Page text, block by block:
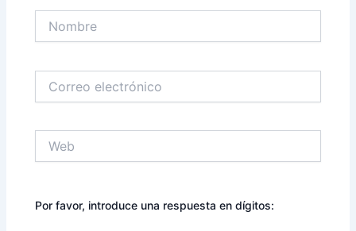
electrónico
Por favor, introduce una respuesta en dígitos: